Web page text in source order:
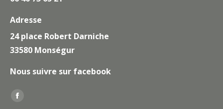
Adresse
24 place Robert Darniche
33580 Monségur
Nous suivre sur facebook
Trouvez nous sur :
La